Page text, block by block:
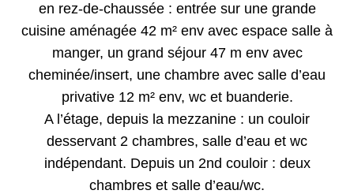
en rez-de-chaussée : entrée sur une grande
cuisine aménagée 42 m² env avec espace salle à
manger, un grand séjour 47 m env avec
cheminée/insert, une chambre avec salle d’eau
privative 12 m² env, wc et buanderie.
A l’étage, depuis la mezzanine : un couloir
desservant 2 chambres, salle d’eau et wc
indépendant. Depuis un 2nd couloir : deux
chambres et salle d’eau/wc.